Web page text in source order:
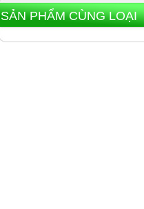
SẢN PHẨM CÙNG LOẠI